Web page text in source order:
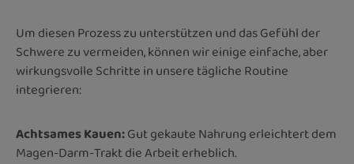
Um diesen Prozess zu unterstützen und das Gefühl der
Schwere zu vermeiden, können wir einige einfache, aber
wirkungsvolle Schritte in unsere tägliche Routine
integrieren:
Achtsames Kauen:Gut gekaute Nahrung erleichtert dem
Magen-Darm-Trakt die Arbeit erheblich.